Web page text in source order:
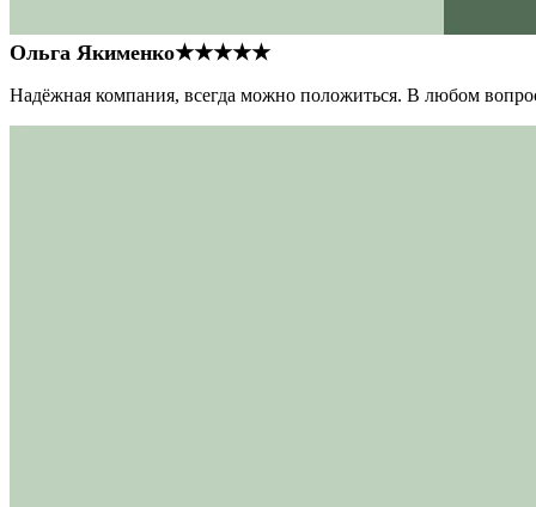
Ольга Якименко★★★★★
Надёжная компания, всегда можно положиться. В любом